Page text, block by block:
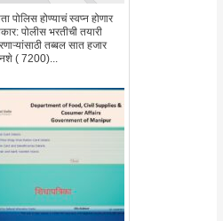
पोलिस होण्याचं स्वप्न होणार
पोलीस भरतीची तयारी
तब्बल सात हजार
( 7200)...